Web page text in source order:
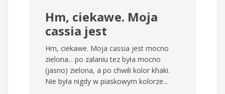
Hm, ciekawe. Moja
cassia jest
Hm, ciekawe. Moja cassia jest mocno
zielona... po zalaniu tez była mocno
(jasno) zielona, a po chwili kolor khaki.
Nie była nigdy w piaskowym kolorze...